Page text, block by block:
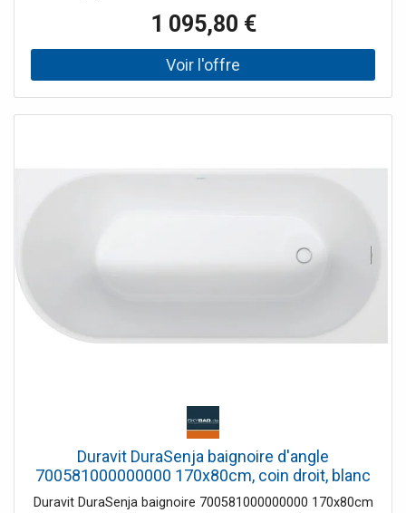
de vidange et de trop-plein Couleur intérieure blanc,
brillant Couleur extérieure blanc, brillant socle inclus Avec
kit de vidange/trop-plein Y compris les instructions de
1 095,80 €
Duravit DuraSenja baignoire d'angle
700581000000000 170x80cm, coin droit, blanc
Duravit DuraSenja baignoire 700581000000000 170x80cm